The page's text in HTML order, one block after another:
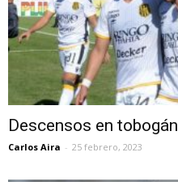
Descensos en tobogán
Carlos Aira - 25 febrero, 2023